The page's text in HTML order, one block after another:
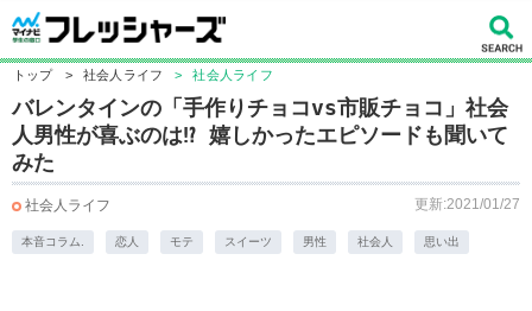
トップ > 社会人ライフ > 社会人ライフ
バレンタインの「手作りチョコvs市販チョコ」社会
人男性が喜ぶのは⁉ 嬉しかったエピソードも聞いて
みた
社会人ライフ 更新:2021/01/27
本音コラム. 恋人 モテ スイーツ 男性 社会人 思い出